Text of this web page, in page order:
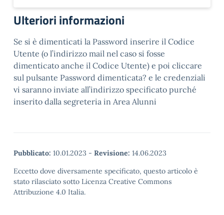
Ulteriori informazioni
Se si è dimenticati la Password inserire il Codice
Utente (o l’indirizzo mail nel caso si fosse
dimenticato anche il Codice Utente) e poi cliccare
sul pulsante Password dimenticata? e le credenziali
vi saranno inviate all’indirizzo specificato purché
inserito dalla segreteria in Area Alunni
Pubblicato: 10.01.2023 - Revisione: 14.06.2023
Eccetto dove diversamente specificato, questo articolo è
stato rilasciato sotto Licenza Creative Commons
Attribuzione 4.0 Italia.